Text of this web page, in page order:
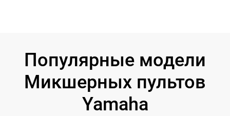
Популярные модели
Микшерных пультов
Yamaha